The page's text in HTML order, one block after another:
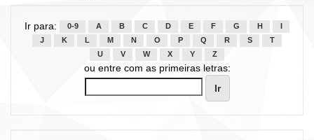
Ir para: 0-9 A B C D E F G H
J
K L M N O P Q R S
T
U
V W X Y Z
ou entre com as primeiras letras: